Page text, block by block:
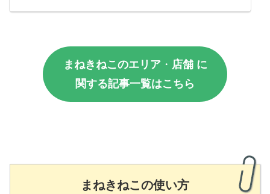
まねきねこのエリア・ 店舗 に
関する記事一覧はこちら
まねきねこの使い方